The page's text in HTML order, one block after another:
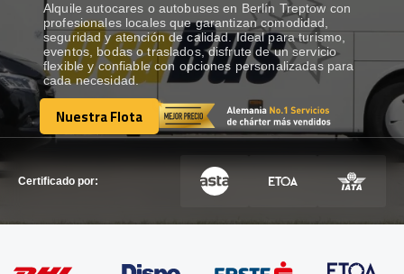
RECORRIDAS Show dropdown
FLOTA
Alquile autocares o autobuses en Berlín Treptow con
profesionales locales que garantizan comodidad,
seguridad y atención de calidad. Ideal para turismo,
eventos, bodas o traslados, disfrute de un servicio
flexible y confiable con opciones personalizadas para
cada necesidad.
Nuestra Flota
Nuestra Flota
Certificado por: